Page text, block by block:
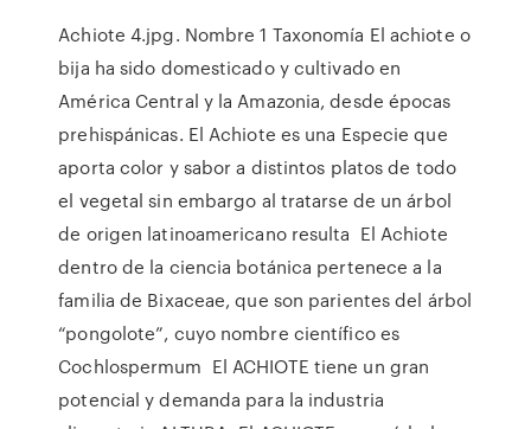
Achiote 4.jpg. Nombre 1 Taxonomía El achiote o
bija ha sido domesticado y cultivado en
América Central y la Amazonia, desde épocas
prehispánicas. El Achiote es una Especie que
aporta color y sabor a distintos platos de todo
el vegetal sin embargo al tratarse de un árbol
de origen latinoamericano resulta El Achiote
dentro de la ciencia botánica pertenece a la
familia de Bixaceae, que son parientes del árbol
“pongolote”, cuyo nombre científico es
Cochlospermum El ACHIOTE tiene un gran
potencial y demanda para la industria